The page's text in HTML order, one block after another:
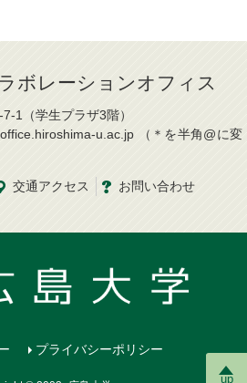
up
ボレーションオフィス
1（学生プラザ3階）
u.ac.jp （＊を半角@に変
交通アクセス お問い合わせ
プライバシーポリシー